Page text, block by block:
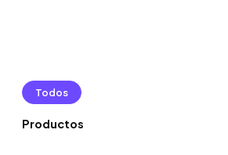
Todos
Productos